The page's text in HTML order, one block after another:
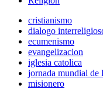
cristianismo
dialogo
ecumenismo
evangelizacion
iglesia catolica
jornada mundial de
misionero